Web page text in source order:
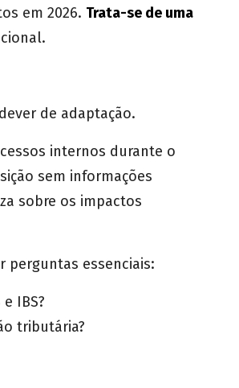
em 2026. Trata-se de uma
de adaptação.
internos durante o
sem informações
sobre os impactos
perguntas essenciais:
IBS?
tributária?